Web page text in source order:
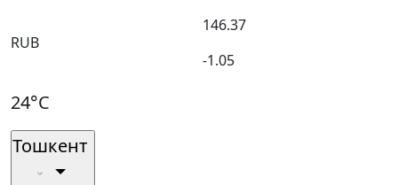
RUB
146.37
-1.05
24°C
Тошкент